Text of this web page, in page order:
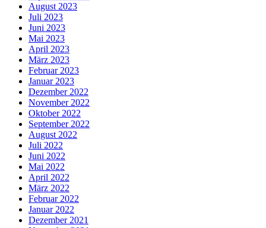
August 2023
Juli 2023
Juni 2023
Mai 2023
April 2023
März 2023
Februar 2023
Januar 2023
Dezember 2022
November 2022
Oktober 2022
September 2022
August 2022
Juli 2022
Juni 2022
Mai 2022
April 2022
März 2022
Februar 2022
Januar 2022
Dezember 2021